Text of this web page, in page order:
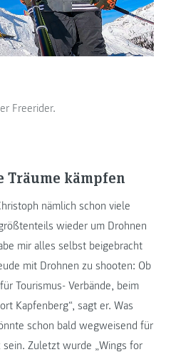
Freerider.
Träume kämpfen
nämlich schon viele
wieder um Drohnen
mir alles selbst beigebracht
mit Drohnen zu shooten: Ob
Tourismus- Verbände, beim
Kapfenberg“, sagt er. Was
schon bald wegweisend für
Zuletzt wurde „Wings for